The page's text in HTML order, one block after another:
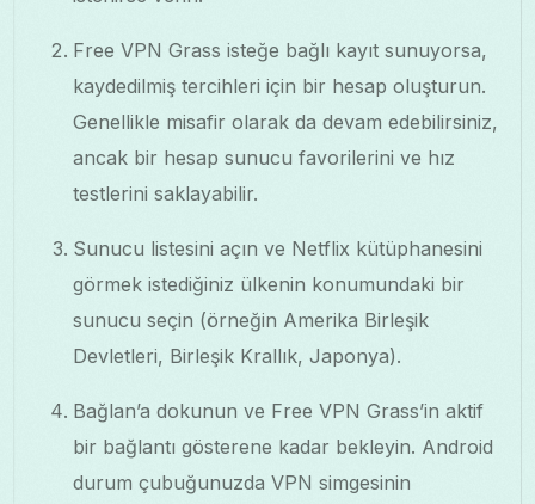
Free VPN Grass isteğe bağlı kayıt sunuyorsa,
kaydedilmiş tercihleri için bir hesap oluşturun.
Genellikle misafir olarak da devam edebilirsiniz,
ancak bir hesap sunucu favorilerini ve hız
testlerini saklayabilir.
Sunucu listesini açın ve Netflix kütüphanesini
görmek istediğiniz ülkenin konumundaki bir
sunucu seçin (örneğin Amerika Birleşik
Devletleri, Birleşik Krallık, Japonya).
Bağlan’a dokunun ve Free VPN Grass’in aktif
bir bağlantı gösterene kadar bekleyin. Android
durum çubuğunuzda VPN simgesinin